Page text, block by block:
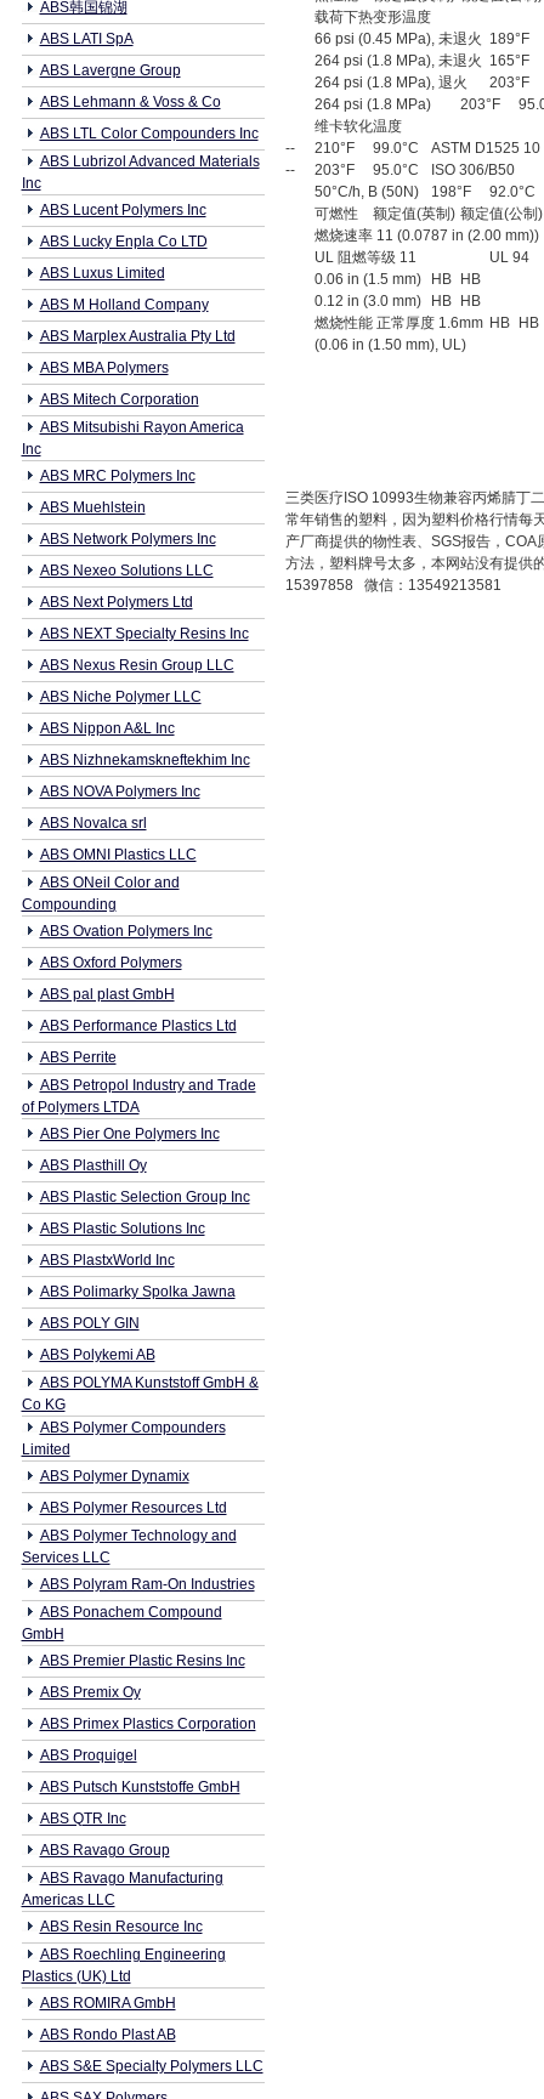
ABS韩国锦湖
ABS LATI SpA
ABS Lavergne Group
ABS Lehmann & Voss & Co
ABS LTL Color Compounders Inc
ABS Lubrizol Advanced Materials
Inc
ABS Lucent Polymers Inc
ABS Lucky Enpla Co LTD
ABS Luxus Limited
ABS M Holland Company
ABS Marplex Australia Pty Ltd
ABS MBA Polymers
ABS Mitech Corporation
ABS Mitsubishi Rayon America
Inc
ABS MRC Polymers Inc
ABS Muehlstein
ABS Network Polymers Inc
ABS Nexeo Solutions LLC
ABS Next Polymers Ltd
ABS NEXT Specialty Resins Inc
ABS Nexus Resin Group LLC
ABS Niche Polymer LLC
ABS Nippon A&L Inc
ABS Nizhnekamskneftekhim Inc
ABS NOVA Polymers Inc
ABS Novalca srl
ABS OMNI Plastics LLC
ABS ONeil Color and
Compounding
ABS Ovation Polymers Inc
ABS Oxford Polymers
ABS pal plast GmbH
ABS Performance Plastics Ltd
ABS Perrite
ABS Petropol Industry and Trade
of Polymers LTDA
ABS Pier One Polymers Inc
ABS Plasthill Oy
ABS Plastic Selection Group Inc
ABS Plastic Solutions Inc
ABS PlastxWorld Inc
ABS Polimarky Spolka Jawna
ABS POLY GIN
ABS Polykemi AB
ABS POLYMA Kunststoff GmbH &
Co KG
ABS Polymer Compounders
Limited
ABS Polymer Dynamix
ABS Polymer Resources Ltd
ABS Polymer Technology and
Services LLC
ABS Polyram Ram-On Industries
ABS Ponachem Compound
GmbH
ABS Premier Plastic Resins Inc
ABS Premix Oy
ABS Primex Plastics Corporation
ABS Proquigel
ABS Putsch Kunststoffe GmbH
ABS QTR Inc
ABS Ravago Group
ABS Ravago Manufacturing
Americas LLC
ABS Resin Resource Inc
ABS Roechling Engineering
Plastics (UK) Ltd
ABS ROMIRA GmbH
ABS Rondo Plast AB
ABS S&E Specialty Polymers LLC
载荷下热变形温度
66 psi (0.45 MPa), 未退火
189°F
264 psi (1.8 MPa), 未退火
165°F
264 psi (1.8 MPa), 退火
203°F
264 psi (1.8 MPa)
203°F
维卡软化温度
--
210°F 99.0°C
ASTM D1525 10
--
203°F 95.0°C
ISO 306/B50
50°C/h, B (50N)
198°F
92.0°C
可燃性
额定值(英制) 额定值(公制)
燃烧速率 11 (0.0787 in (2.00 mm))
UL 阻燃等级 11
UL 94
0.06 in (1.5 mm)
HB
HB
0.12 in (3.0 mm)
HB
HB
燃烧性能 正常厚度 1.6mm HB
HB
(0.06 in (1.50 mm), UL)
三类医疗ISO 10993生物兼容丙烯腈丁
常年销售的塑料，因为塑料价格行情每
产厂商提供的物性表、SGS报告，
方法，塑料牌号太多，本网站没有提
15397858 微信：13549213581